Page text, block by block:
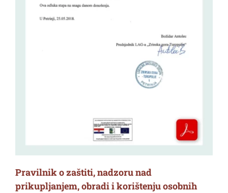
Pravilnik o zaštiti, nadzoru nad
prikupljanjem, obradi i korištenju osobnih